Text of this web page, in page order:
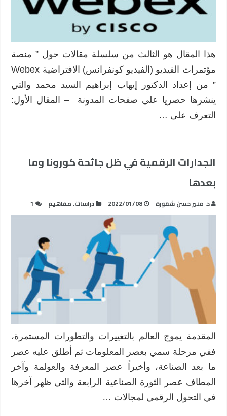
هذا المقال هو الثالث من سلسلة مقالات حول ” منصة
مؤتمرات الفيديو (الفيديو كونفرانس) الافتراضية Webex
” من إعداد الدكتور إيهاب إبراهيم السيد محمد والتي
ينشرها حصريا على صفحات المدونة – المقال الأول:
التعرف على …
الجدارات الرقمية في ظل جائحة كورونا وما
بعدها
د. منير حسن شقورة 2022/01/08 دراسات,مفاهيم 1
المقدمة يموج العالم بالتغييرات والتطورات المستمرة،
ففي مرحلة سمي بعصر المعلومات ثم أطلق عليه عصر
ما بعد الصناعة، وأخيراً عصر المعرفة والعولمة وآخر
المطاف عصر الثورة الصناعية الرابعة والتي ظهر آخرها
في التحول الرقمي لمجالات …